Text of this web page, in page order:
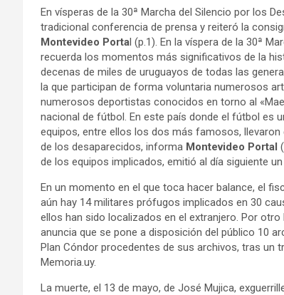
En vísperas de la 30ª Marcha del Silencio por los
tradicional conferencia de prensa y reiteró la
Montevideo Portal (p.1). En la víspera de la 30ª
recuerda los momentos más significativos de la
decenas de miles de uruguayos de todas las
la que participan de forma voluntaria numerosos
numerosos deportistas conocidos en torno al
nacional de fútbol. En este país donde el fútbol es
equipos, entre ellos los dos más famosos,
de los desaparecidos, informa Montevideo Portal
de los equipos implicados, emitió al día siguiente
En un momento en el que toca hacer balance, el
aún hay 14 militares prófugos implicados en 30
ellos han sido localizados en el extranjero. Por otro
anuncia que se pone a disposición del público 10
Plan Cóndor procedentes de sus archivos, tras un
Memoria.uy.
La muerte, el 13 de mayo, de José Mujica,